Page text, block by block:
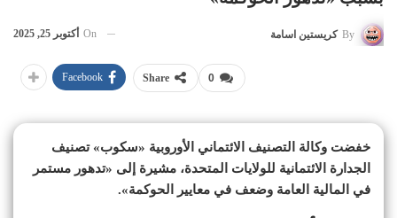
By كريستين اسامة On أكتوبر 25, 2025
0
Share
Facebook
خفضت وكالة التصنيف الائتماني الأوروبية «سكوب» تصنيف
الجدارة الائتمانية للولايات المتحدة، مشيرة إلى «تدهور مستمر
في المالية العامة وضعف في معايير الحوكمة».